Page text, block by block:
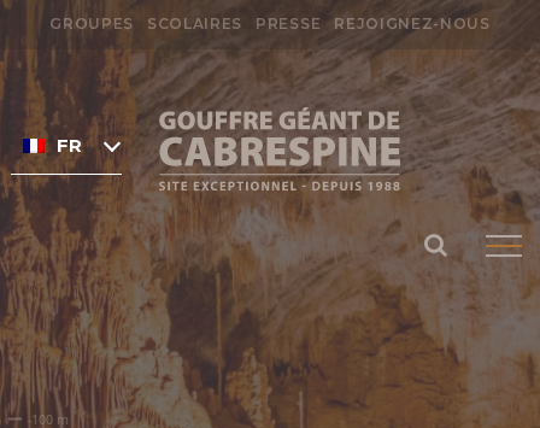
Passer
au
contenu
GROUPES SCOLAIRES PRESSE REJOIGNEZ-NOUS
Rechercher:
FRANÇAIS